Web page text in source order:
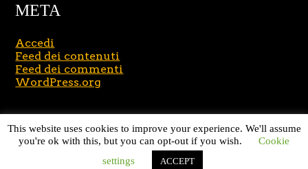
META
Accedi
Feed dei contenuti
Feed dei commenti
WordPress.org
Copyright © 2026 Massimo Brusasco
. All Rights
Reserved.Journal Lite by Slocum Studio
This website uses cookies to improve your experience. We'll assume
you're ok with this, but you can opt-out if you wish.
Cookie
settings
ACCEPT